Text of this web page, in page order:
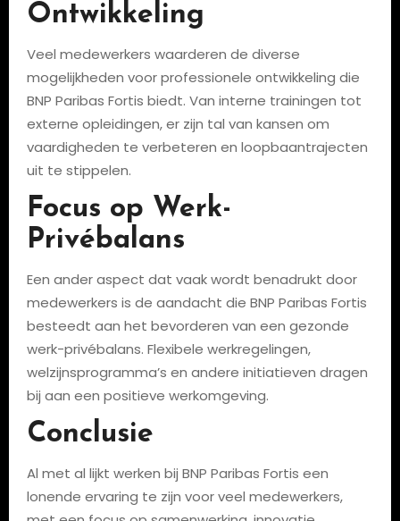
Ontwikkeling
Veel medewerkers waarderen de diverse
mogelijkheden voor professionele ontwikkeling die
BNP Paribas Fortis biedt. Van interne trainingen tot
externe opleidingen, er zijn tal van kansen om
vaardigheden te verbeteren en loopbaantrajecten
uit te stippelen.
Focus op Werk-
Privébalans
Een ander aspect dat vaak wordt benadrukt door
medewerkers is de aandacht die BNP Paribas Fortis
besteedt aan het bevorderen van een gezonde
werk-privébalans. Flexibele werkregelingen,
welzijnsprogramma’s en andere initiatieven dragen
bij aan een positieve werkomgeving.
Conclusie
Al met al lijkt werken bij BNP Paribas Fortis een
lonende ervaring te zijn voor veel medewerkers,